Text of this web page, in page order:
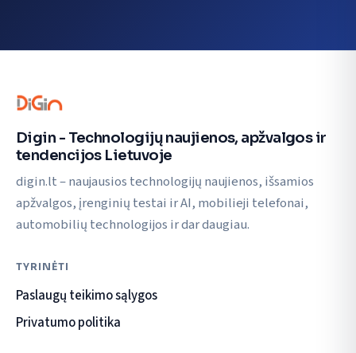
Digin - Technologijų naujienos, apžvalgos ir
tendencijos Lietuvoje
digin.lt – naujausios technologijų naujienos, išsamios
apžvalgos, įrenginių testai ir AI, mobilieji telefonai,
automobilių technologijos ir dar daugiau.
TYRINĖTI
Paslaugų teikimo sąlygos
Privatumo politika